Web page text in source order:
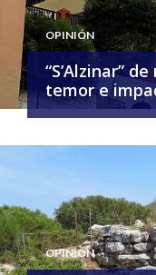
OPINIÓN
“S’Alzinar”
temor e
OPINIÓN